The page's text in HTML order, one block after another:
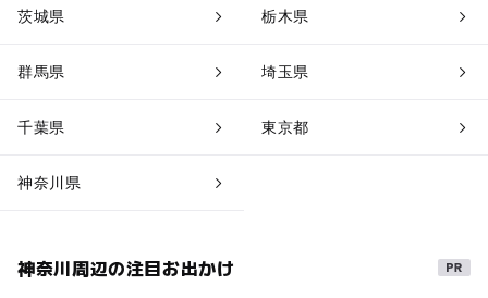
茨城県 栃木県
群馬県 埼玉県
千葉県 東京都
神奈川県
神奈川周辺の注目お出かけ